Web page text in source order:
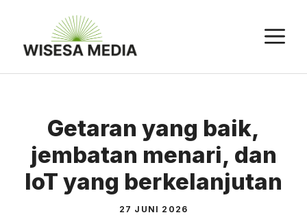
Getaran yang baik,
jembatan menari, dan
IoT yang berkelanjutan
27 JUNI 2026